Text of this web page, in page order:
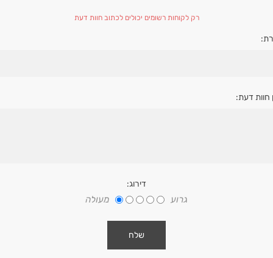
רק לקוחות רשומים יכולים לכתוב חוות דעת
חוות דעת:
דירוג:
גרוע מעולה